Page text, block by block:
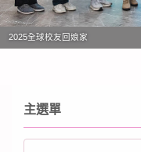
2025全球校友回娘家
主選單